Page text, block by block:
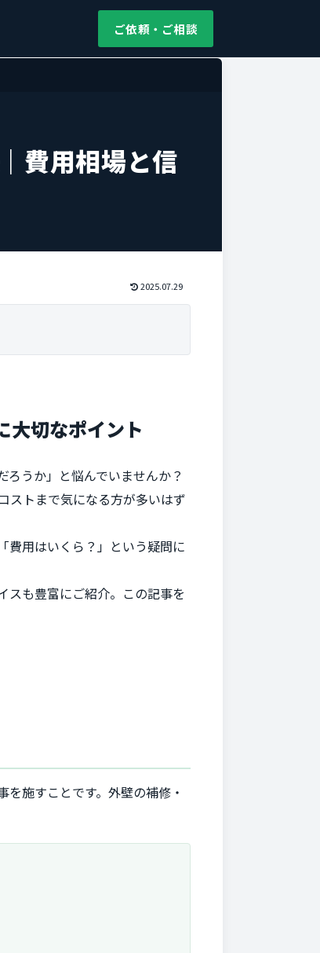
ご依頼・ご相談
費用相場と信
2025.07.29
大切なポイント
うか」と悩んでいませんか？
ストまで気になる方が多いはず
費用はいくら？」という疑問に
スも豊富にご紹介。この記事を
施すことです。外壁の補修・